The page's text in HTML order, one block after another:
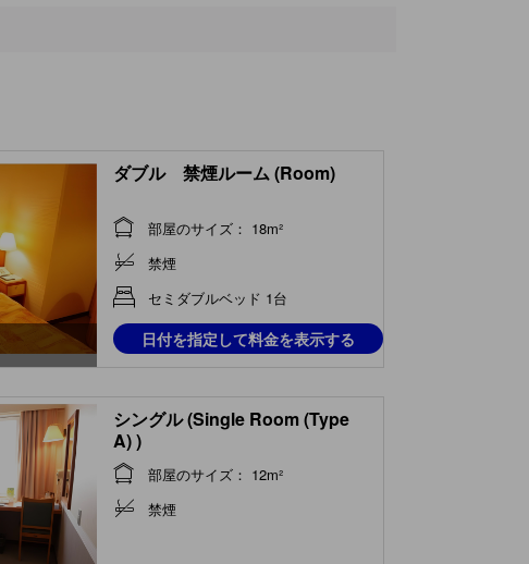
ダブル 禁煙ルーム (Room)
部屋のサイズ： 18m²
禁煙
セミダブルベッド 1台
日付を指定して料金を表示する
シングル (Single Room (Type
A) )
部屋のサイズ： 12m²
禁煙